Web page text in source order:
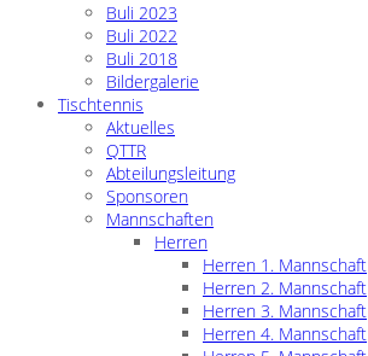
Buli 2023
Buli 2022
Buli 2018
Bildergalerie
Tischtennis
Aktuelles
QTTR
Abteilungsleitung
Sponsoren
Mannschaften
Herren
Herren 1. Mannschaft
Herren 2. Mannschaft
Herren 3. Mannschaft
Herren 4. Mannschaft